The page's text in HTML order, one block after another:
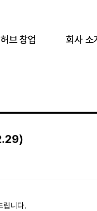
허브 창업 회사 소
립니다.